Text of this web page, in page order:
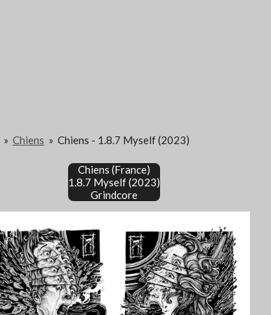
» Chiens » Chiens - 1.8.7 Myself (2023)
Chiens (France)
1.8.7 Myself (2023)
Grindcore